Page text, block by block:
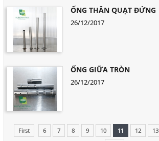
ỐNG THÂN QUẠT ĐỨNG
26/12/2017
ỐNG GIỮA TRÒN
26/12/2017
First 6 7 8 9 10 11 12 13